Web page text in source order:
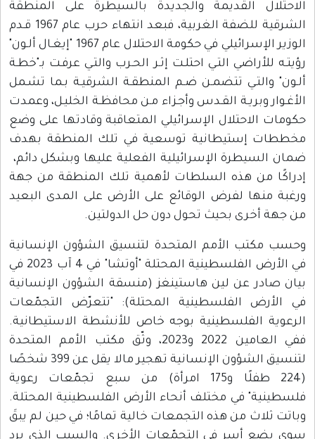
القديمة والجديدة بالسيطرة على المنطقة
الشرقية للضفة الغربية، فبعد انتهاء حرب عام 1967 قـدم
الوزير الإسرائيلي في حكومة الاحتلال عام 1967 "إيغـال ألـون"
التـي احتلـت إثـر الحـرب والتـي عرفـت بـ"خطـة
تتضمـن ضـم المنطقـة الشرقيـة بـما تشـمل
وبريـة القـدس وأجـزاء مـن محافظـة الخليـل، وعمدت
الإسرائيلي المتعاقبة وقادتها على وضع
إستيطانية توسعية في تلك المنطقة بهدف
الإسرائيلية الفعلية عليها وبشكل دائم،
من هذه السلطات لأهمية تلك المنطقة من جهة
لفرض الوقائع على الأرض على المدى البعيد
بحيث تحول دون حل الدولتين.
الأمم المتحدة لتنسيق الشؤون الإنسانية
في الأرض الفلسطينية المحتلة "أوتشا" في 4 آب 2023 في
عن لين هاستينغز (منسقة الشؤون الإنسانية
الفلسطينية المحتلة): "تتعرّض التجمّعات
الفلسطينية بوجه خاص للأنشطة الاستيطانية.
ففي العامين 2022 و2023، وثّق مكتب الأمم المتحدة
لتنسيق الشؤون الإنسانية تهجير مالا يقل عن 399 شخصًا
(224 طفلًا و175 امرأة) من سبع تجمّعات رعوية
في مختلف أنحاء الأرض الفلسطينية المحتلة.
من هذه التجمعات خالية تمامًا؛ في حين لم يبقَ
أسر في التجمّعات الأخرى. والسبب الذي يرد